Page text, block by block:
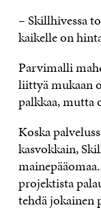
– Skillhivessa
kaikelle on
Parvimalli
liittyä mukaan
palkkaa, mutta
Koska
kasvokkain,
projektista
tehdä jokainen